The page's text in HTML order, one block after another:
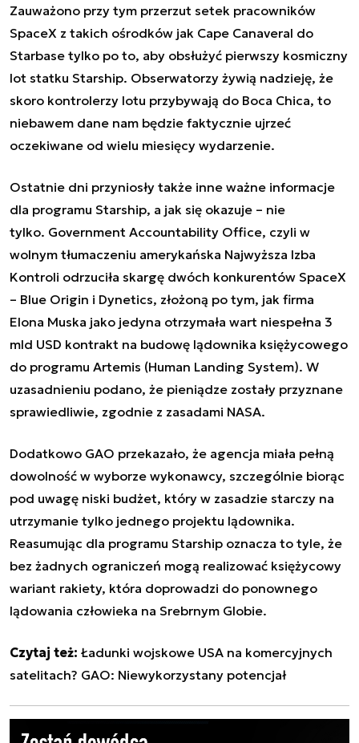
Zauważono przy tym przerzut setek pracowników
SpaceX z takich ośrodków jak Cape Canaveral do
Starbase tylko po to, aby obsłużyć pierwszy kosmiczny
lot statku Starship. Obserwatorzy żywią nadzieję, że
skoro kontrolerzy lotu przybywają do Boca Chica, to
niebawem dane nam będzie faktycznie ujrzeć
oczekiwane od wielu miesięcy wydarzenie.
Ostatnie dni przyniosły także inne ważne informacje
dla programu Starship, a jak się okazuje – nie
tylko. Government Accountability Office, czyli w
wolnym tłumaczeniu amerykańska Najwyższa Izba
Kontroli odrzuciła skargę dwóch konkurentów SpaceX
– Blue Origin i Dynetics, złożoną po tym, jak firma
Elona Muska jako jedyna otrzymała wart niespełna 3
mld USD kontrakt na budowę lądownika księżycowego
do programu Artemis (Human Landing System). W
uzasadnieniu podano, że pieniądze zostały przyznane
sprawiedliwie, zgodnie z zasadami NASA.
Dodatkowo GAO przekazało, że agencja miała pełną
dowolność w wyborze wykonawcy, szczególnie biorąc
pod uwagę niski budżet, który w zasadzie starczy na
utrzymanie tylko jednego projektu lądownika.
Reasumując dla programu Starship oznacza to tyle, że
bez żadnych ograniczeń mogą realizować księżycowy
wariant rakiety, która doprowadzi do ponownego
lądowania człowieka na Srebrnym Globie.
Czytaj też: Ładunki wojskowe USA na komercyjnych
satelitach? GAO: Niewykorzystany potencjał